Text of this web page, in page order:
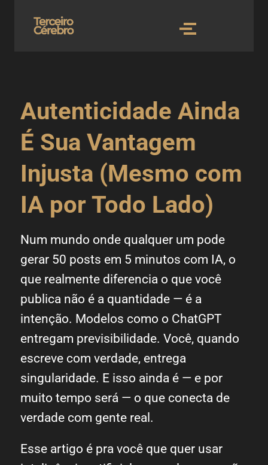
Autenticidade Ainda
É Sua Vantagem
Injusta (Mesmo com
IA por Todo Lado)
Num mundo onde qualquer um pode
gerar 50 posts em 5 minutos com IA, o
que realmente diferencia o que você
publica não é a quantidade — é a
intenção. Modelos como o ChatGPT
entregam previsibilidade. Você, quando
escreve com verdade, entrega
singularidade. E isso ainda é — e por
muito tempo será — o que conecta de
verdade com gente real.
Esse artigo é pra você que quer usar